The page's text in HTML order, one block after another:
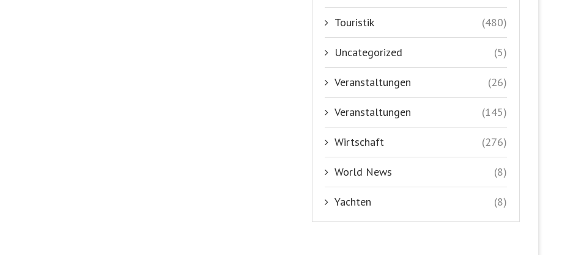
Touristik (480)
Uncategorized (5)
Veranstaltungen (26)
Veranstaltungen (145)
Wirtschaft (276)
World News (8)
Yachten (8)